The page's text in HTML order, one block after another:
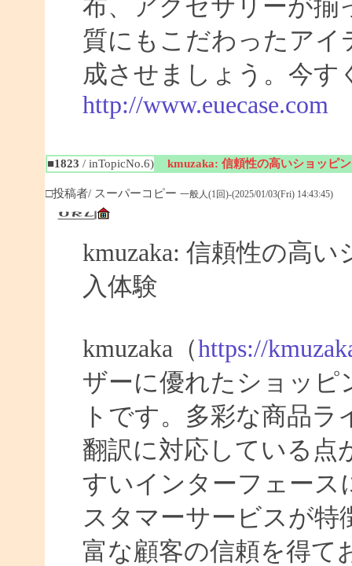
布、アクセサリーが揃
質にもこだわったア
成させましょう。今す
http://www.euecase.com
■1823 / inTopicNo.6) kmuzaka: 信頼性の高いショッピ
□投稿者/ スーパーコピー 一般人(1回)-(2025/01/03(Fri) 14:43:45)
kmuzaka: 信頼性の高
入体験
kmuzaka（https://
ザーに優れたショッピ
トです。多彩な商品
翻訳に対応している点
すいインターフェース
スタマーサービスが特
富な顧客の信頼を得て